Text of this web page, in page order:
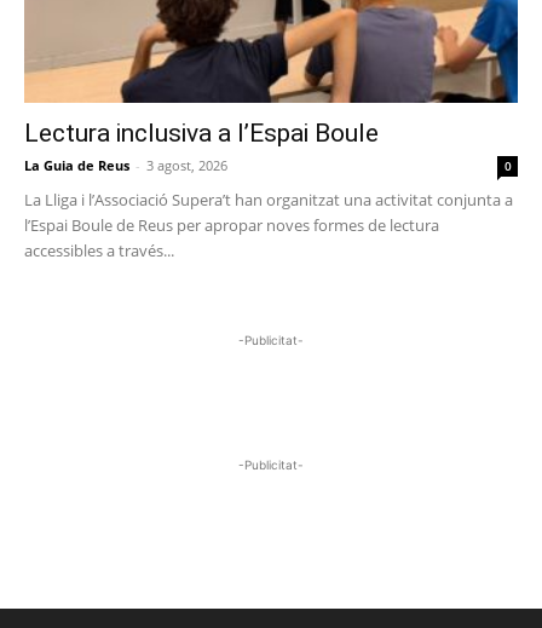
Lectura inclusiva a l’Espai Boule
La Guia de Reus - 3 agost, 2026 0
La Lliga i l’Associació Supera’t han organitzat una activitat conjunta a
l’Espai Boule de Reus per apropar noves formes de lectura
accessibles a través...
-Publicitat-
-Publicitat-